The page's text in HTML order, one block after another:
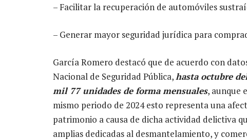
– Facilitar la recuperación de automóviles
– Generar mayor seguridad jurídica para
García Romero destacó que de acuerdo con
Nacional de Seguridad Pública,hasta octubre
mil 77 unidades de forma mensuales, aunque
mismo periodo de 2024 esto representa una
patrimonio a causa de dicha actividad delictiva
amplias dedicadas al desmantelamiento, y